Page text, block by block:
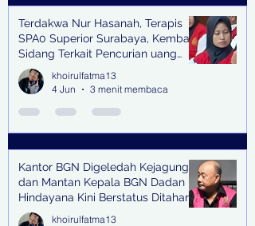
Terdakwa Nur Hasanah, Terapis
SPA0 Superior Surabaya, Kembali
Sidang Terkait Pencurian uang
senilai Rp1,285 M di PN Surabaya
khoirulfatma13
4 Jun
3 menit membaca
Kantor BGN Digeledah Kejagung
dan Mantan Kepala BGN Dadan
Hindayana Kini Berstatus Ditahan
khoirulfatma13